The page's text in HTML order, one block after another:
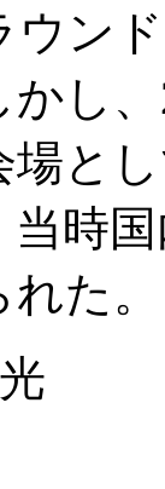
ウン
し
場と
当時
た。